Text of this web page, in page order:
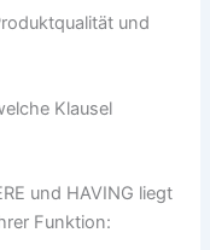
und
Klausel
und HAVING liegt
Funktion: